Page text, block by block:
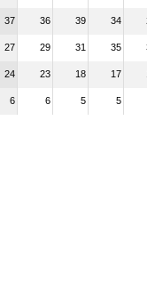
37 36 39 34
27 29 31 35
24 23 18 17
6 6 5 5